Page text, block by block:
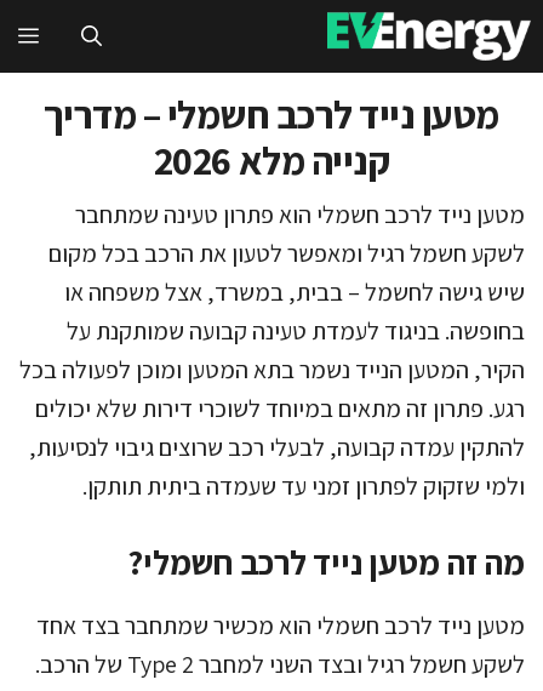
לדלג
לתוכן
מטען נייד לרכב חשמלי – מדריך
קנייה מלא 2026
מטען נייד לרכב חשמלי הוא פתרון טעינה שמתחבר
לשקע חשמל רגיל ומאפשר לטעון את הרכב בכל מקום
שיש גישה לחשמל – בבית, במשרד, אצל משפחה או
בחופשה. בניגוד לעמדת טעינה קבועה שמותקנת על
הקיר, המטען הנייד נשמר בתא המטען ומוכן לפעולה בכל
רגע. פתרון זה מתאים במיוחד לשוכרי דירות שלא יכולים
להתקין עמדה קבועה, לבעלי רכב שרוצים גיבוי לנסיעות,
ולמי שזקוק לפתרון זמני עד שעמדה ביתית תותקן.
מה זה מטען נייד לרכב חשמלי?
מטען נייד לרכב חשמלי הוא מכשיר שמתחבר בצד אחד
לשקע חשמל רגיל ובצד השני למחבר Type 2 של הרכב.